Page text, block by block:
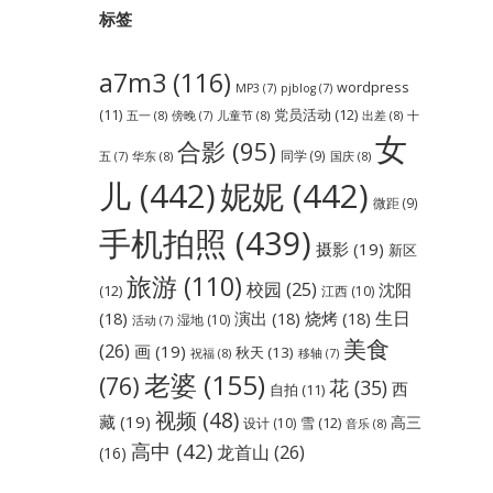
标签
a7m3 (116) MP3 (7) pjblog(7) wordpress
(11) 五一(8) 傍晚(7) 儿童节(8) 党员活动 (12) 出差(8) 十
五 (7) 华东(8) 合影 (95) 同学(9) 国庆(8) 女
儿(442)妮妮(442) 微距(9)
手机拍照 (439) 摄影(19) 新区
(12) 旅游(110) 校园 (25) 江西(10) 沈阳
(18) 活动 (7) 湿地(10) 演出 (18) 烧烤(18) 生日
(26) 画(19) 祝福(8) 秋天 (13) 移轴(7) 美食
(76)老婆 (155) 自拍 (11) 花(35) 西
藏(19) 视频 (48) 设计(10) 雪(12) 音乐(8) 高三
(16) 高中 (42)龙首山 (26)